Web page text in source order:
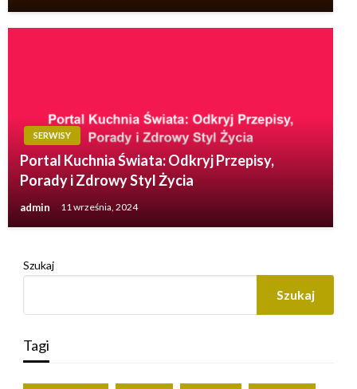
SERWISY
Portal Kuchnia Świata: Odkryj Przepisy,
Porady i Zdrowy Styl Życia
admin 11 września, 2024
Szukaj
Szukaj
Tagi